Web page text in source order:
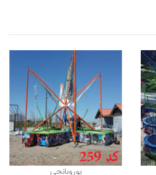
یوروبانجی